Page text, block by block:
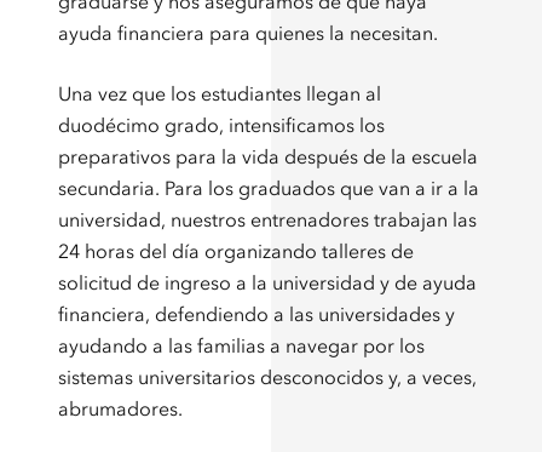
ayuda financiera para quienes la necesitan.
Una vez que los estudiantes llegan al
duodécimo grado, intensificamos los
preparativos para la vida después de la escuela
secundaria. Para los graduados que van a ir a la
universidad, nuestros entrenadores trabajan las
24 horas del día organizando talleres de
solicitud de ingreso a la universidad y de ayuda
financiera, defendiendo a las universidades y
ayudando a las familias a navegar por los
sistemas universitarios desconocidos y, a veces,
abrumadores.